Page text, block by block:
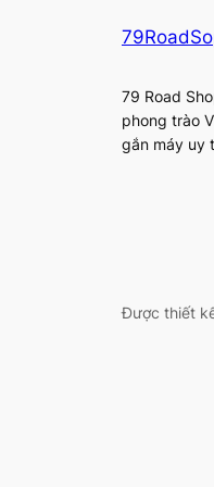
79 Road
phong trào
gắn máy uy
Được thiết